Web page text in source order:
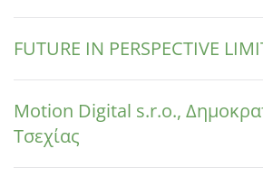
FUTURE IN PERSPECTIVE
Motion Digital s.r.o.,
Τσεχίας